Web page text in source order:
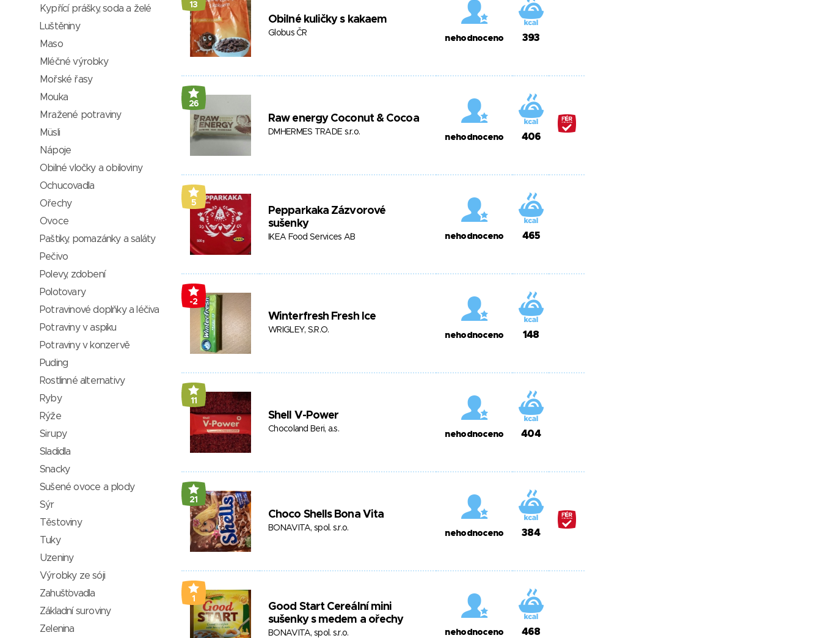
13
Obilné kuličky s kakaem
Globus ČR
nehodnoceno 393
26
Raw energy Coconut & Cocoa
DMHERMES TRADE s.r.o.
nehodnoceno 406
5
Pepparkaka Zázvorové
sušenky
IKEA Food Services AB nehodnoceno 465
-2
Winterfresh Fresh Ice
WRIGLEY, S.R.O.
nehodnoceno 148
11
Shell V-Power
Chocoland Beri, a.s.
nehodnoceno 404
21
Choco Shells Bona Vita
BONAVITA, spol. s.r.o.
nehodnoceno 384
1
Good Start Cereální mini
sušenky s medem a ořechy
BONAVITA, spol. s.r.o. nehodnoceno 468
Kypřící prášky, soda a želé
Luštěniny
Maso
Mléčné výrobky
Mořské řasy
Mouka
Mražené potraviny
Müsli
Nápoje
Obilné vločky a obiloviny
Ochucovadla
Ořechy
Ovoce
Paštiky, pomazánky a saláty
Pečivo
Polevy, zdobení
Polotovary
Potravinové doplňky a léčiva
Potraviny v aspiku
Potraviny v konzervě
Puding
Rostlinné alternativy
Ryby
Rýže
Sirupy
Sladidla
Snacky
Sušené ovoce a plody
Sýr
Těstoviny
Tuky
Uzeniny
Výrobky ze sóji
Zahušťovadla
Základní suroviny
Zelenina